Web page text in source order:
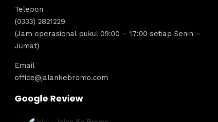
Telepon
(0333) 2821229
(Jam operasional pukul 09:00 – 17:00 setiap Senin –
Jumat)
Email
office@jalankebromo.com
Google Review